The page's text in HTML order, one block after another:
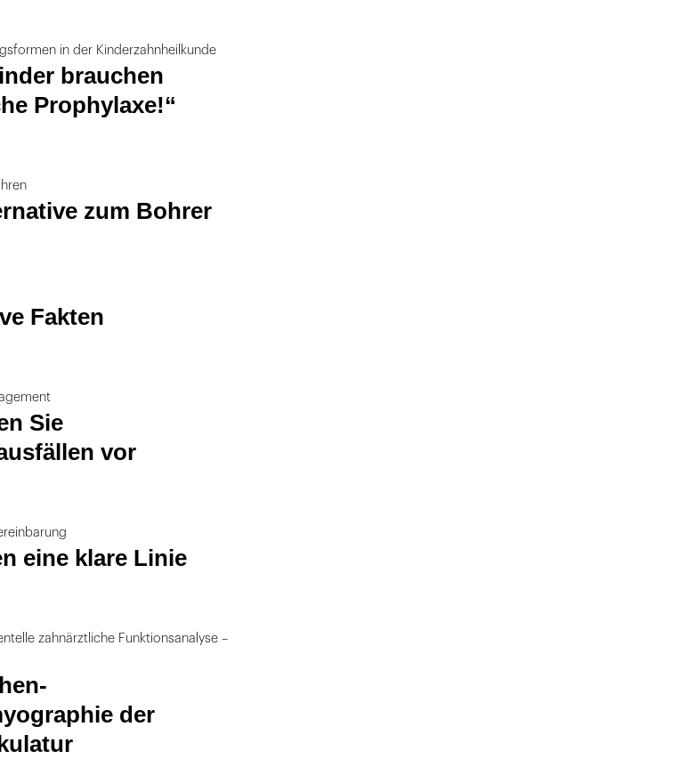
in der Kinderzahnheilkunde
brauchen
Prophylaxe!“
zum Bohrer
Fakten
Sie
vor
eine klare Linie
zahnärztliche Funktionsanalyse –
der